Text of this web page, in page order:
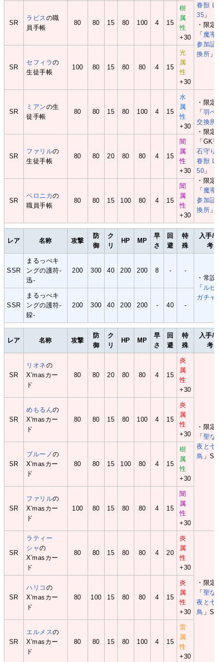
眷獣
35 」
・限定
「 魔導
参加証
換所 」
SR
ラピスの職
員手帳
80 80 15 80 100 4 15
樹
属
性
+30
SR
セフィラの
生徒手帳
100 80 15 80 80 4 15
光
属
性
+30
SR
ミアンの生
徒手帳
80 80 15 80 100 4 15
水
属
性
+30
・限定
「 羽ペ
交換所
・限定
「GK
石守り
眷獣
50 」
・限定
「 魔導
参加証
換所 」
SR
ファリルの
生徒手帳
80 80 20 80 80 4 15
闇
属
性
+30
SR
ベロニカの
職員手帳
80 80 15 100 80 4 15
闇
属
性
+30
レア 名称 攻撃
防
御
ク
リ
HP MP
早
さ
回
避
特
殊
入手/
考
SSR
まるっぺキ
ングの護符-
迅-
200 300 40 200 200 8 -
-
・常設
「 ルビ
ガチャ
SSR
まるっぺキ
ングの護符-
躱-
200 300 40 200 200 - 40 -
レア 名称 攻撃
防
御
ク
リ
HP MP
早
さ
回
避
特
殊
入手/
考
SR
リオネの
X'masカー
ド
80 80 20 80 80 4 15
炎
属
性
+30
・限定
「 聖な
夜と七
鳥 」S5
SR
めもるんの
X'masカー
ド
80 80 15 80 100 4 15
炎
属
性
+30
SR
ブルーノの
X'masカー
ド
80 80 15 100 80 4 15
樹
属
性
+30
SR
ファリルの
X'masカー
ド
100 80 15 80 80 4 15
闇
属
性
+30
SR
ラティー
シャの
X'masカー
ド
80 80 15 80 80 4 20
炎
属
性
+30
・限定
「 聖な
夜と七
鳥 」S6
SR
ハリコ の
X'masカー
ド
80 100 15 80 80 4 15
炎
属
性
+30
SR
エルメスの
X'masカー
ド
80 80 15 80 100 4 15
雷
属
性
+30